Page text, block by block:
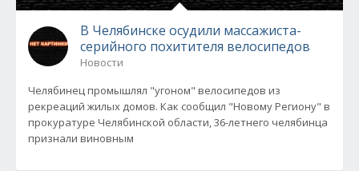
В Челябинске осудили массажиста-
серийного похитителя велосипедов
Новости
Челябинец промышлял "угоном" велосипедов из
рекреаций жилых домов. Как сообщил "Новому Региону" в
прокуратуре Челябинской области, 36-летнего челябинца
признали виновным